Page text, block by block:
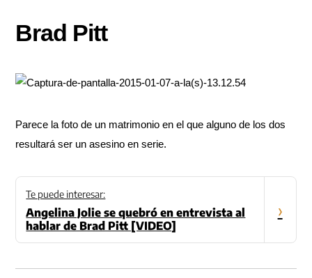
Brad Pitt
Parece la foto de un matrimonio en el que alguno de los dos
resultará ser un asesino en serie.
Te puede interesar:
Angelina Jolie se quebró en entrevista al
hablar de Brad Pitt [VIDEO]
›